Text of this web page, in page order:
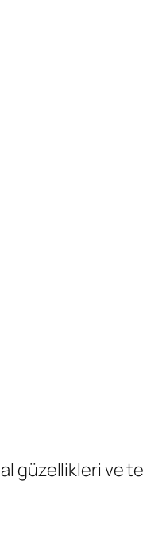
güzellikleri ve